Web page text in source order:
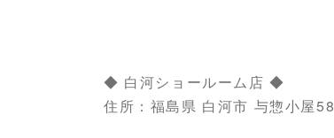
◆ 白河ショールーム店 ◆
住所：福島県 白河市 与惣小屋58